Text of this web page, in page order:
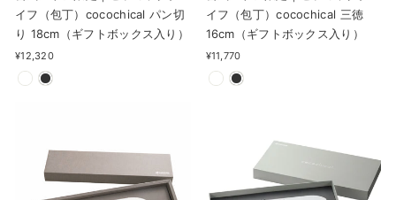
イフ（包丁）cocochical パン切
り 18cm（ギフトボックス入り）
¥12,320
イフ（包丁）cocochical 三徳
16cm（ギフトボックス入り）
¥11,770